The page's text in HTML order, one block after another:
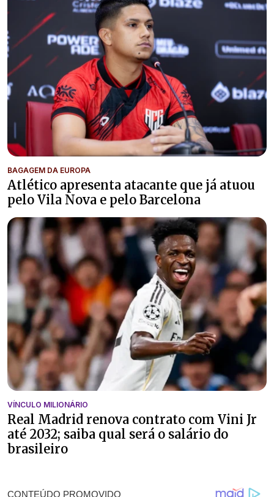
BAGAGEM DA EUROPA
Atlético apresenta atacante que já atuou
pelo Vila Nova e pelo Barcelona
VÍNCULO MILIONÁRIO
Real Madrid renova contrato com Vini Jr
até 2032; saiba qual será o salário do
brasileiro